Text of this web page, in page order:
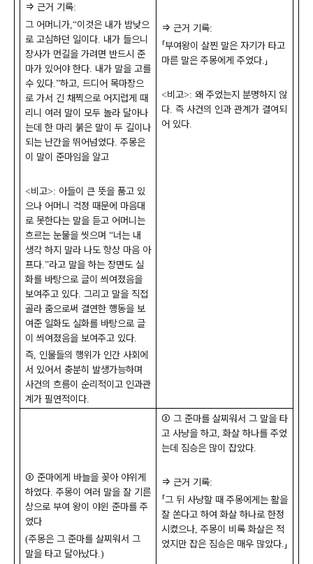
⇒ 근거 기록:
그 어머니가,“이것은 내가 밤낮으
로 고심하던 일이다. 내가 들으니
장사가 먼길을 가려면 반드시 준
마가 있어야 한다. 내가 말을 고를
수 있다.”하고, 드디어 목마장으
로 가서 긴 채찍으로 어지럽게 때
리니 여러 말이 모두 놀라 달아나
는데 한 마리 붉은 말이 두 길이나
되는 난간을 뛰어넘었다. 주몽은
이 말이 준마임을 알고
<비고>: 아들이 큰 뜻을 품고 있
으나 어머니 걱정 때문에 마음대
로 못한다는 말을 듣고 어머니는
흐르는 눈물을 씻으며 “너는 내
생각 하지 말라 나도 항상 마음 아
프다.”라고 말을 하는 장면도 실
화를 바탕으로 글이 씌여졌음을
보여주고 있다. 그리고 말을 직접
골라 줌으로써 결연한 행동을 보
여준 일화도 실화를 바탕으로 글
이 씌여졌음을 보여주고 있다.
즉, 인물들의 행위가 인간 사회에
서 있어서 충분히 발생가능하며
사건의 흐름이 순리적이고 인과관
계가 필연적이다.
⇒ 근거 기록:
「부여왕이 살찐 말은 자기가 타고
마른 말은 주몽에게 주었다. 」
<비고>: 왜 주었는지 분명하지 않
다. 즉 사건의 인과 관계가 결여되
어 있다.
③ 준마에게 바늘을 꽂아 야위게
하였다. 주몽이 여러 말을 잘 기른
상으로 부여 왕이 야윈 준마를 주
었다
(주몽은 그 준마를 살찌워서 그
말을 타고 달아났다.)
③ 그 준마를 살찌워서 그 말을 타
고 사냥을 하고,화살 하나를 주었
는데 짐승은 많이 잡았다.
⇒ 근거 기록:
「그 뒤 사냥할 때 주몽에게는 활을
잘 쏜다고 하여 화살 하나로 한정
시켰으나, 주몽이 비록 화살은 적
었지만 잡은 짐승은 매우 많았다. 」